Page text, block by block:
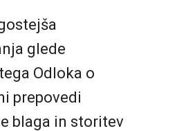
glede
Odloka o
prepovedi
blaga in storitev